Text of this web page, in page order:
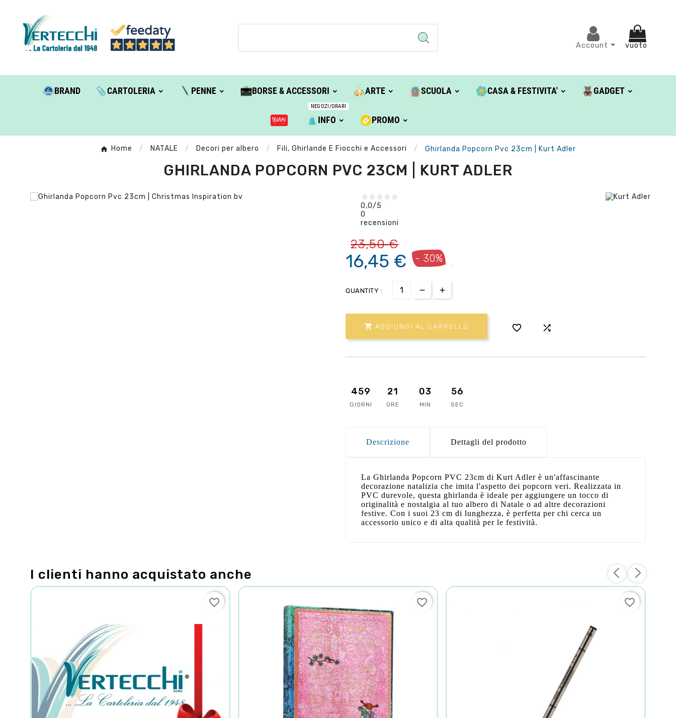
Account vuoto
BRAND CARTOLERIA PENNE BORSE & ACCESSORI ARTE SCUOLA CASA & FESTIVITA' GADGET
INFO
NEGOZI/ORARI
PROMO
Home NATALE Decori per albero Fili, Ghirlande E Fiocchi e Accessori Ghirlanda Popcorn Pvc 23cm | Kurt Adler
GHIRLANDA POPCORN PVC 23CM | KURT ADLER
0,0/5
0
recensioni
23,50 €
16,45 € - 30%
QUANTITY :
 AGGIUNGI AL CARRELLO  
459
GIORNI
21
ORE
03
MIN
55
SEC
Descrizione Dettagli del prodotto
La Ghirlanda Popcorn PVC 23cm di Kurt Adler è un'affascinante
decorazione natalizia che imita l'aspetto dei popcorn veri. Realizzata in
PVC durevole, questa ghirlanda è ideale per aggiungere un tocco di
originalità e nostalgia al tuo albero di Natale o ad altre decorazioni
festive. Con i suoi 23 cm di lunghezza, è perfetta per chi cerca un
accessorio unico e di alta qualità per le festività.
I clienti hanno acquistato anche
favorite_border favorite_border favorite_border